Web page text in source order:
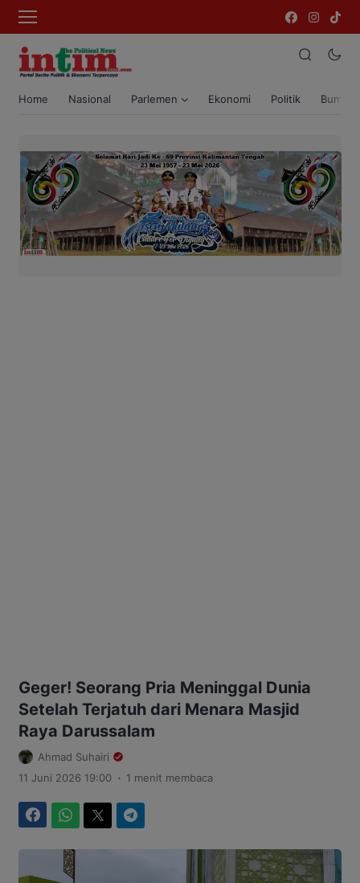
Home Nasional Parlemen Ekonomi Politik Bumi
Geger! Seorang Pria Meninggal Dunia
Setelah Terjatuh dari Menara Masjid
Raya Darussalam
Ahmad Suhairi
11 Juni 2026 19:00 . 1 menit membaca